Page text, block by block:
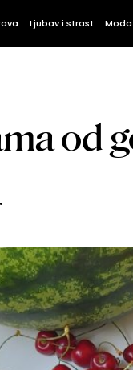
Ljubav i strast Moda
od